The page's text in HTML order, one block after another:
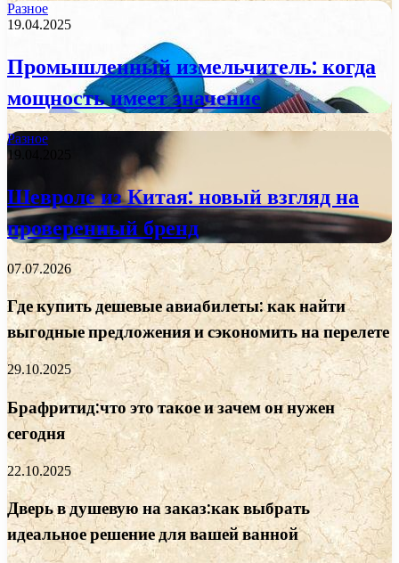
Разное
19.04.2025
Промышленный измельчитель: когда
мощность имеет значение
Разное
19.04.2025
Шевроле из Китая: новый взгляд на
проверенный бренд
07.07.2026
Где купить дешевые авиабилеты: как найти
выгодные предложения и сэкономить на перелете
29.10.2025
Брафритид:что это такое и зачем он нужен
сегодня
22.10.2025
Дверь в душевую на заказ:как выбрать
идеальное решение для вашей ванной